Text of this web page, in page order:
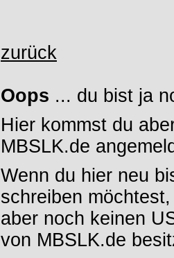
zurück
Oops ... du bist ja
Hier kommst du
MBSLK.de
Wenn du hier neu
schreiben möchtest,
aber noch keinen
von MBSLK.de